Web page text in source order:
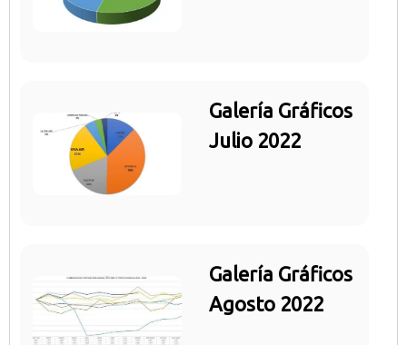
Galería Gráficos
Julio 2022
Galería Gráficos
Agosto 2022